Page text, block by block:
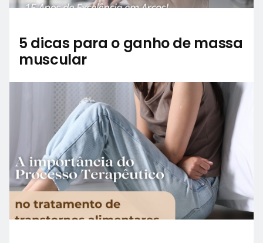
5 dicas para o ganho de massa
muscular